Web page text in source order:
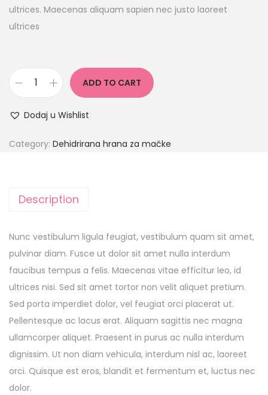
ultrices. Maecenas aliquam sapien nec justo laoreet
ultrices
ADD TO CART
Dodaj u Wishlist
Category: Dehidrirana hrana za mačke
Description
Nunc vestibulum ligula feugiat, vestibulum quam sit amet,
pulvinar diam. Fusce ut dolor sit amet nulla interdum
faucibus tempus a felis. Maecenas vitae efficitur leo, id
ultrices nisi. Sed sit amet tortor non velit aliquet pretium.
Sed porta imperdiet dolor, vel feugiat orci placerat ut.
Pellentesque ac lacus erat. Aliquam sagittis nec magna
ullamcorper aliquet. Praesent in purus ac nulla interdum
dignissim. Ut non diam vehicula, interdum nisl ac, laoreet
orci. Quisque est eros, blandit et fermentum et, luctus nec
dolor.